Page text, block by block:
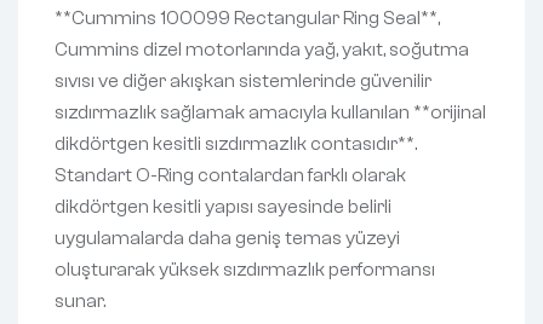
**Cummins 100099 Rectangular Ring Seal**,
Cummins dizel motorlarında yağ, yakıt, soğutma
sıvısı ve diğer akışkan sistemlerinde güvenilir
sızdırmazlık sağlamak amacıyla kullanılan **orijinal
dikdörtgen kesitli sızdırmazlık contasıdır**.
Standart O-Ring contalardan farklı olarak
dikdörtgen kesitli yapısı sayesinde belirli
uygulamalarda daha geniş temas yüzeyi
oluşturarak yüksek sızdırmazlık performansı
sunar.